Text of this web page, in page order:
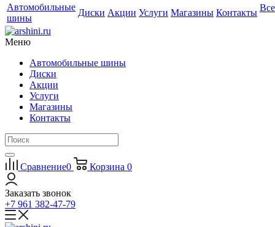
Автомобильные
шины
Диски Акции Услуги Магазины Контакты Все
Меню
Автомобильные шины
Диски
Акции
Услуги
Магазины
Контакты
Сравнение0 Корзина 0
Заказать звонок
+7 961 382-47-79